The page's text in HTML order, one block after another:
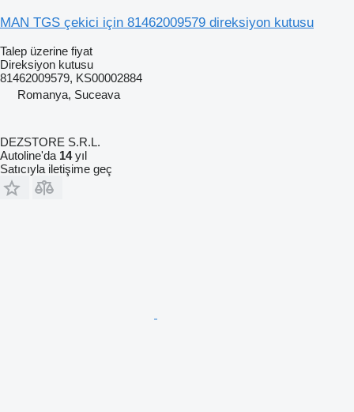
MAN TGS çekici için 81462009579 direksiyon kutusu
Talep üzerine fiyat
Direksiyon kutusu
81462009579, KS00002884
Romanya, Suceava
DEZSTORE S.R.L.
Autoline'da 14yıl
Satıcıyla iletişime geç